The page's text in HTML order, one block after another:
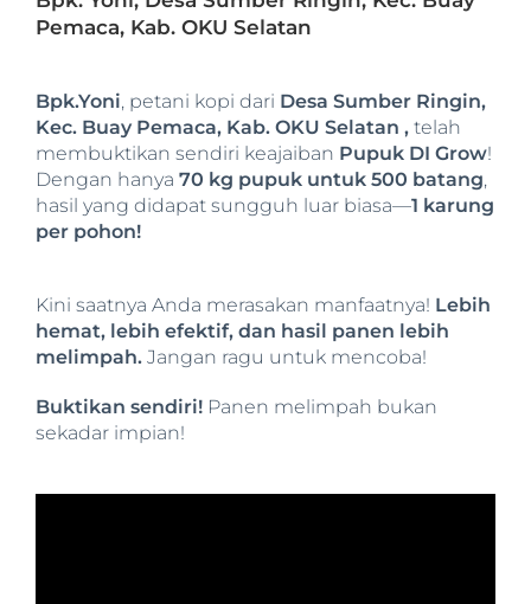
Pemaca, Kab. OKU Selatan
Bpk.Yoni, petani kopi dari Desa Sumber Ringin,
Kec. Buay Pemaca, Kab. OKU Selatan , telah
membuktikan sendiri keajaiban Pupuk DI Grow!
Dengan hanya 70 kg pupuk untuk 500 batang,
hasil yang didapat sungguh luar biasa—1 karung
per pohon!
Kini saatnya Anda merasakan manfaatnya! Lebih
hemat, lebih efektif, dan hasil panen lebih
melimpah. Jangan ragu untuk mencoba!
Buktikan sendiri! Panen melimpah bukan
sekadar impian!